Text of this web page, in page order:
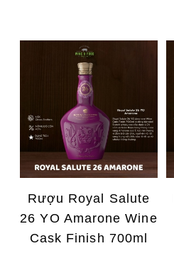
Rượu Royal Salute
26 YO Amarone Wine
Cask Finish 700ml